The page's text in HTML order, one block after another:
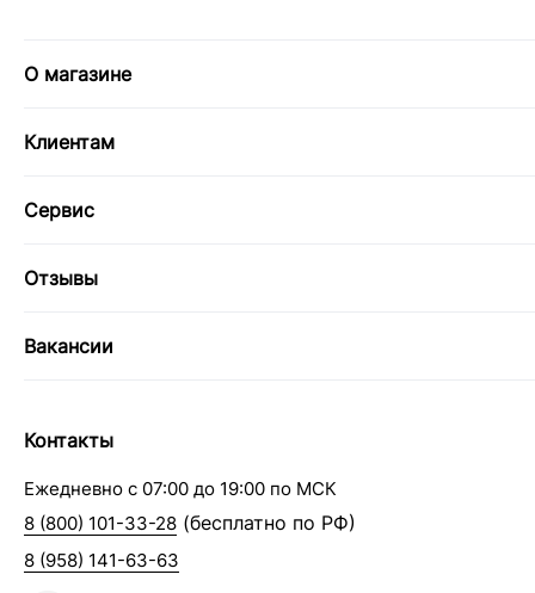
О магазине
Клиентам
Сервис
Отзывы
Вакансии
Контакты
Ежедневно с 07:00 до 19:00 по МСК
8 (800) 101-33-28 (бесплатно по РФ)
8 (958) 141-63-63